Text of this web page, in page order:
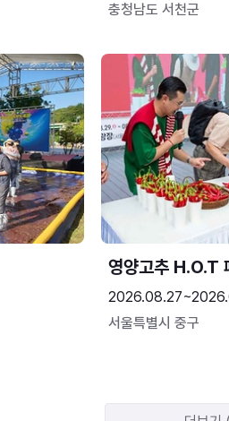
충청남도 서천군
영양고추 H.O.T
서울특별시 중구